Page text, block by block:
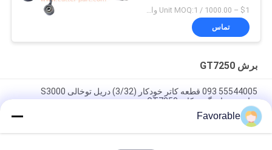
$1 – 1000.00 / Unit MOQ:1 واحد/واحد منفی است
تماس
برش GT7250
55544005 093 قطعه کاتر خودکار (3/32) دریل توخالی S3000
مناسب برای گربر کاتر GT7250
153500557
Favorable